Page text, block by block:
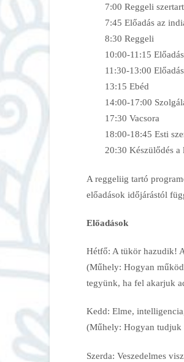
7:00 Reggeli
7:45 Előadás az
8:30 Reggeli
10:00-11:15
11:30-13:00
13:15 Ebéd
14:00-17:00
17:30 Vacsora
18:00-18:45 Esti
20:30 Készülődés a
A reggeliig tartó
előadások időjárástól
Előadások
Hétfő: A tükör hazudik!
(Műhely: Hogyan
tegyünk, ha fel akarjuk
Kedd: Elme,
(Műhely: Hogyan tudjuk
Szerda: Veszedelmes